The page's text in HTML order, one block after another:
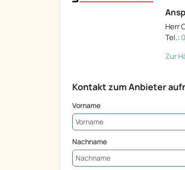
Herr
Tel.:
Zur
Kontakt zum Anbieter
Vorname
Nachname